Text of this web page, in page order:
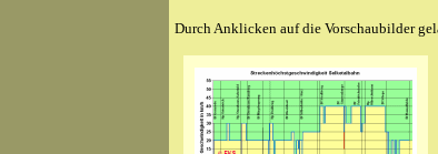
Durch Anklicken auf die Vorschaubilder